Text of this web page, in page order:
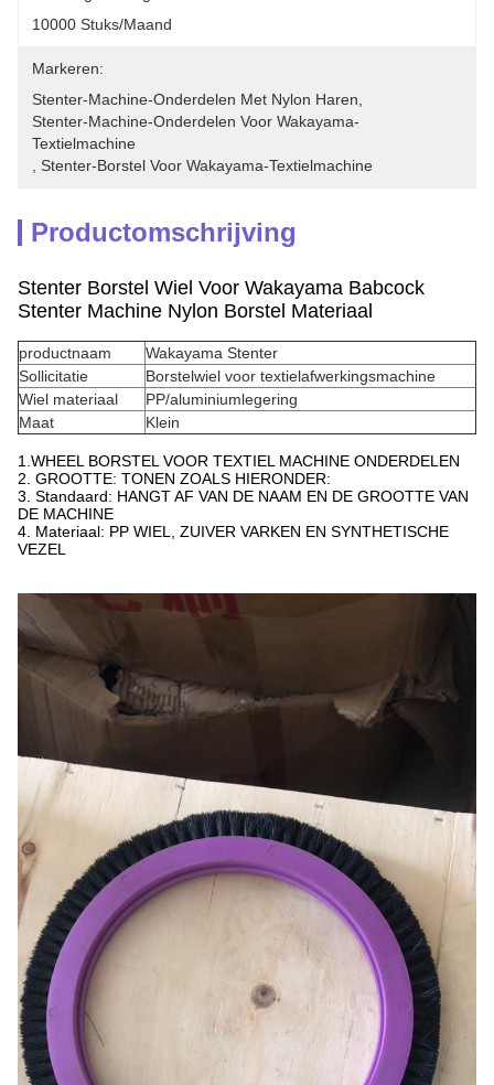
10000 Stuks/maand
Markeren:
Stenter-Machine-Onderdelen Met Nylon Haren
Stenter-Machine-Onderdelen Voor Wakayama-
Textielmachine
Stenter-Borstel Voor Wakayama-Textielmachine
Productomschrijving
Stenter Borstel Wiel Voor Wakayama Babcock
Stenter Machine Nylon Borstel Materiaal
productnaam
Wakayama Stenter
Sollicitatie
Borstelwiel voor textielafwerkingsmachine
Wiel materiaal
PP/aluminiumlegering
Maat
Klein
1.WHEEL BORSTEL VOOR TEXTIEL MACHINE ONDERDELEN
2. GROOTTE: TONEN ZOALS HIERONDER:
3. Standaard: HANGT AF VAN DE NAAM EN DE GROOTTE VAN
DE MACHINE
4. Materiaal: PP WIEL, ZUIVER VARKEN EN SYNTHETISCHE
VEZEL